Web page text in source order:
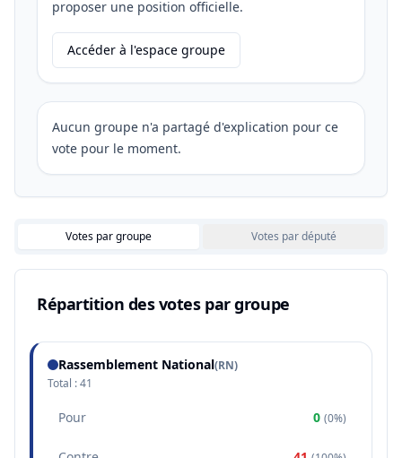
proposer une position officielle.
Accéder à l'espace groupe
Aucun groupe n'a partagé d'explication pour ce
vote pour le moment.
Votes par groupe Votes par député
Répartition des votes par groupe
Rassemblement National(RN)
Total :41
Pour 0 (0%)